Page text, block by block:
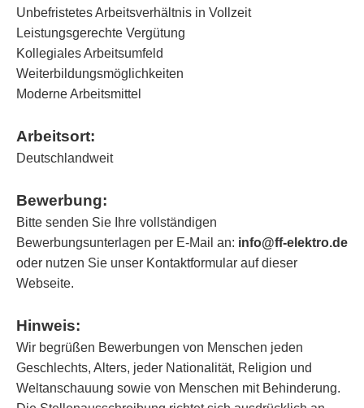
Unbefristetes Arbeitsverhältnis in Vollzeit
Leistungsgerechte Vergütung
Kollegiales Arbeitsumfeld
Weiterbildungsmöglichkeiten
Moderne Arbeitsmittel
Arbeitsort:
Deutschlandweit
Bewerbung:
Bitte senden Sie Ihre vollständigen
Bewerbungsunterlagen per E-Mail an: info@ff-elektro.de
oder nutzen Sie unser Kontaktformular auf dieser
Webseite.
Hinweis:
Wir begrüßen Bewerbungen von Menschen jeden
Geschlechts, Alters, jeder Nationalität, Religion und
Weltanschauung sowie von Menschen mit Behinderung.